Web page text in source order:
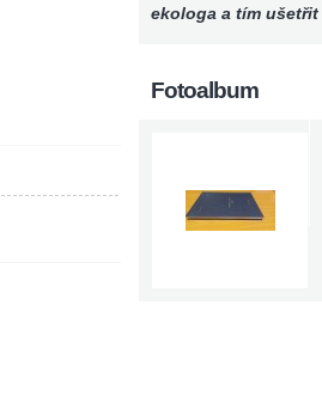
ekologa a tím ušetřit
Fotoalbum